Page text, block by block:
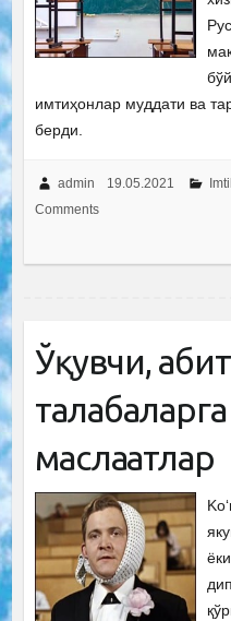
имтиҳонлар муддати ва
берди.
admin 19.05.2021
Comments
Ўқувчи,
маслаҳатлар